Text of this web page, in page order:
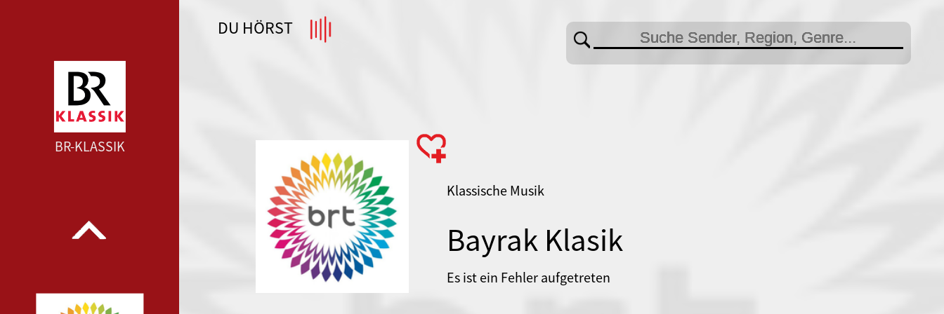
WDR 4 --- WDR 4 ---
BR-KLASSIK
DU HÖRST
Klassische Musik
Bayrak Klasik
Es ist ein Fehler aufgetreten